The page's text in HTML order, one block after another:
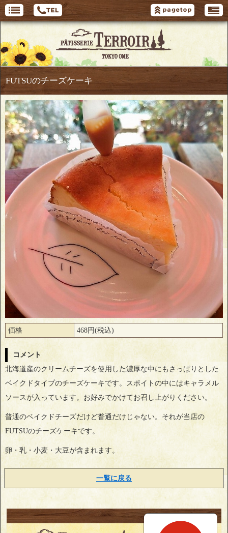
FUTSUのチーズケーキ
価格 468円(税込)
コメント
北海道産のクリームチーズを使用した濃厚な中にもさっぱりとした
ベイクドタイプのチーズケーキです。スポイトの中にはキャラメル
ソースが入っています。お好みでかけてお召し上がりください。
普通のベイクドチーズだけど普通だけじゃない。それが当店の
FUTSUのチーズケーキです。
卵・乳・小麦・大豆が含まれます。
一覧に戻る